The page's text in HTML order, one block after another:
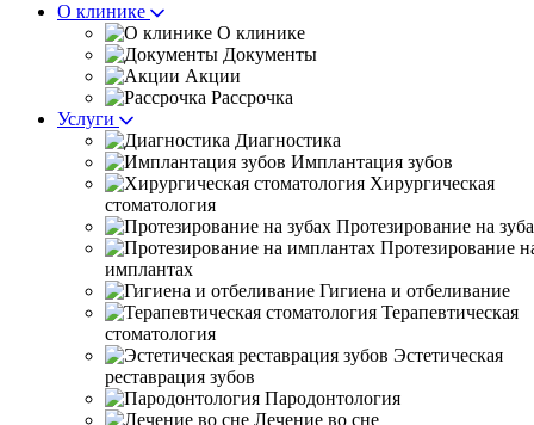
О клинике
О клинике
Документы
Акции
Рассрочка
Услуги
Диагностика
Имплантация зубов
Хирургическая
стоматология
Протезирование на
Протезирование
имплантах
Гигиена и отбеливание
Терапевтическая
стоматология
Эстетическая
реставрация зубов
Пародонтология
Лечение во сне